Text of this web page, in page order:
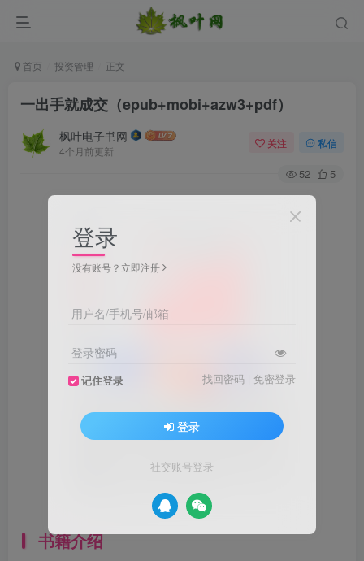
首页 投资管理 正文
一出手就成交（epub+mobi+azw3+pdf）
枫叶电子书网
4个月前更新
关注 私信
52 5
书籍介绍
登录
没有账号？立即注册
用户名/手机号/邮箱
登录密码
记住登录 找回密码 | 免密登录
登录
社交账号登录